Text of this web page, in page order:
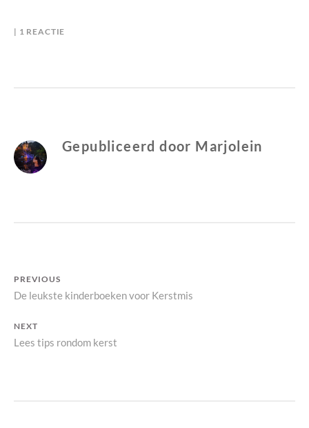
B
E
I
I
I
E
1 REACTIE
Gepubliceerd door Marjolein
Bericht
navigatie
PREVIOUS
Previous
De leukste kinderboeken voor Kerstmis
NEXT
Next
Lees tips rondom kerst